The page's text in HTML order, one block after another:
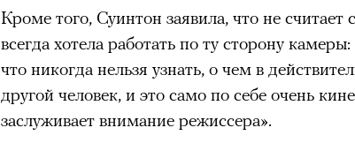
Кроме того, Суинтон заявила, что не считает
всегда хотела работать по ту сторону
что никогда нельзя узнать, о чем в
другой человек, и это само по себе очень
заслуживает внимание режиссера».
комплекса на парижской окраине, которому
имя.
Новый фильм уступает «Гагарину» в
видели кино про детей из эмигрантских
российских), которые впадали в кому. В этом